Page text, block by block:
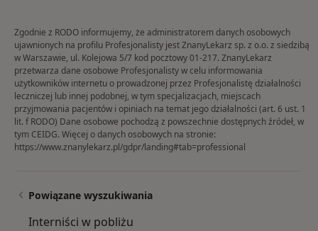
Zgodnie z RODO informujemy, że administratorem danych osobowych
ujawnionych na profilu Profesjonalisty jest ZnanyLekarz sp. z o.o. z siedzibą
w Warszawie, ul. Kolejowa 5/7 kod pocztowy 01-217. ZnanyLekarz
przetwarza dane osobowe Profesjonalisty w celu informowania
użytkowników internetu o prowadzonej przez Profesjonalistę działalności
leczniczej lub innej podobnej, w tym specjalizacjach, miejscach
przyjmowania pacjentów i opiniach na temat jego działalności (art. 6 ust. 1
lit. f RODO) Dane osobowe pochodzą z powszechnie dostępnych źródeł, w
tym CEIDG. Więcej o danych osobowych na stronie:
https://www.znanylekarz.pl/gdpr/landing#tab=professional
Powiązane wyszukiwania
Interniści w pobliżu